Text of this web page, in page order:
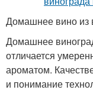
Домашнее вино из
Домашнее
отличается
ароматом.
и понимание